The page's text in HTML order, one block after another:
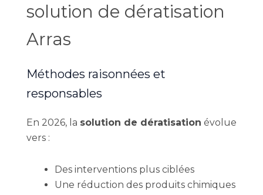
solution de dératisation
Arras
Méthodes raisonnées et
responsables
En 2026, la solution de dératisation évolue
vers :
Des interventions plus ciblées
Une réduction des produits chimiques